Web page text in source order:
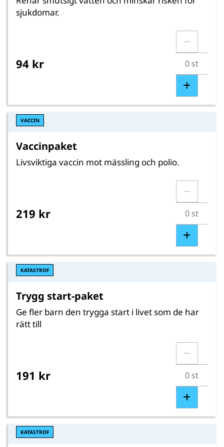
sjukdomar.
94 kr
VACCIN
Vaccinpaket
Livsviktiga vaccin mot mässling och polio.
219 kr
KATASTROF
Trygg start-paket
Ge fler barn den trygga start i livet som de har
rätt till
191 kr
KATASTROF